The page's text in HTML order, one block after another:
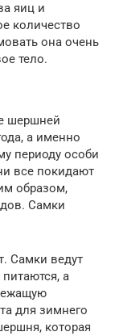
яиц и
количество
она очень
тело.
шершней
а именно
периоду особи
все покидают
образом,
Самки
Самки ведут
а
для зимнего
которая